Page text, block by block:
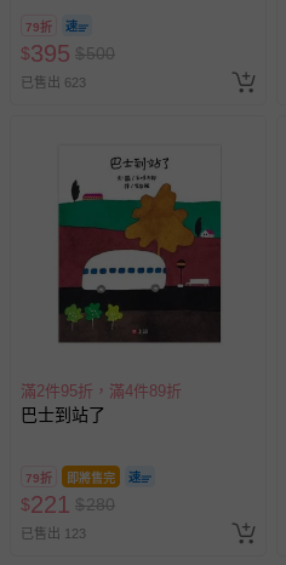
79折
$395 $500
已售出 623
滿2件95折，滿4件89折
巴士到站了
79折 即將售完
$221 $280
已售出 123